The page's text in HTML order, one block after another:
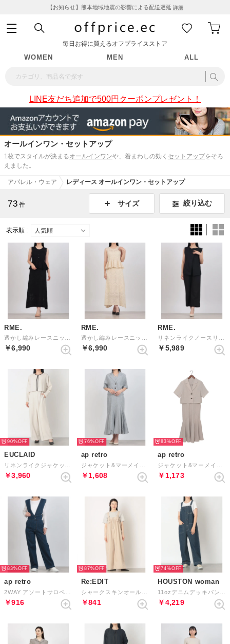
【お知らせ】熊本地域地震の影響による配送遅延 詳細
毎日お得に買えるオフプライスストア
WOMEN MEN ALL
LINE友だち追加で500円クーポンプレゼント！
オールインワン・セットアップ
1枚でスタイルが決まるオールインワンや、着まわしの効く セットアップをそろ
えました。
アパレル・ウェア レディース オールインワン・セットアップ
73 件 サイズ 絞り込む
表示順 :
RME.
￥6,990
RME.
￥6,990
RME.
￥5,989
90%
EUCLAID
￥3,960
76%
ap retro
￥1,608
83%
ap retro
￥1,173
83%
ap retro
￥916
87%
Re:EDIT
￥841
74%
HOUSTON woman
￥4,219